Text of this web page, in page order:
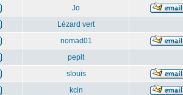
Jo
Lézard vert
nomad01
pepit
slouis
kcin